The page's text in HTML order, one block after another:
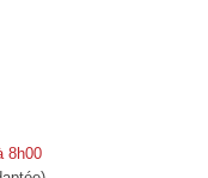
8h00